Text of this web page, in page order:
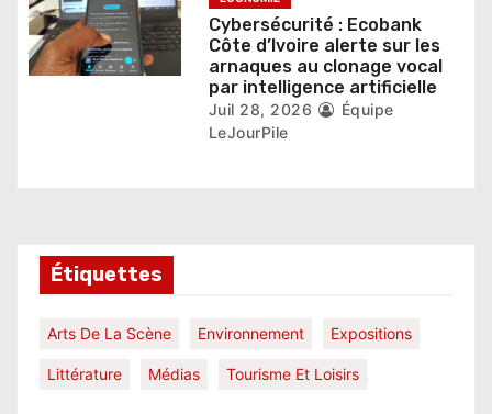
Cybersécurité : Ecobank
Côte d’Ivoire alerte sur les
arnaques au clonage vocal
par intelligence artificielle
Juil 28, 2026
Équipe
LeJourPile
Étiquettes
Arts De La Scène Environnement Expositions
Littérature Médias Tourisme Et Loisirs